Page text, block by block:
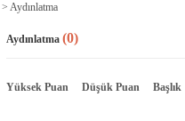
> Aydınlatma
Aydınlatma (0)
Yüksek Puan Düşük Puan Başlık